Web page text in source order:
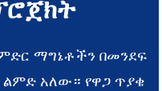
ማግኔቶችን በመንደፍ
አለው። የዋጋ ጥያቄ